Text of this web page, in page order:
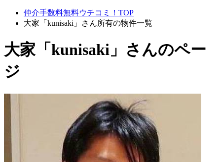
仲介手数料無料ウチコミ！TOP
大家「kunisaki」さん所有の物件一覧
大家「kunisaki」さんのペー
ジ